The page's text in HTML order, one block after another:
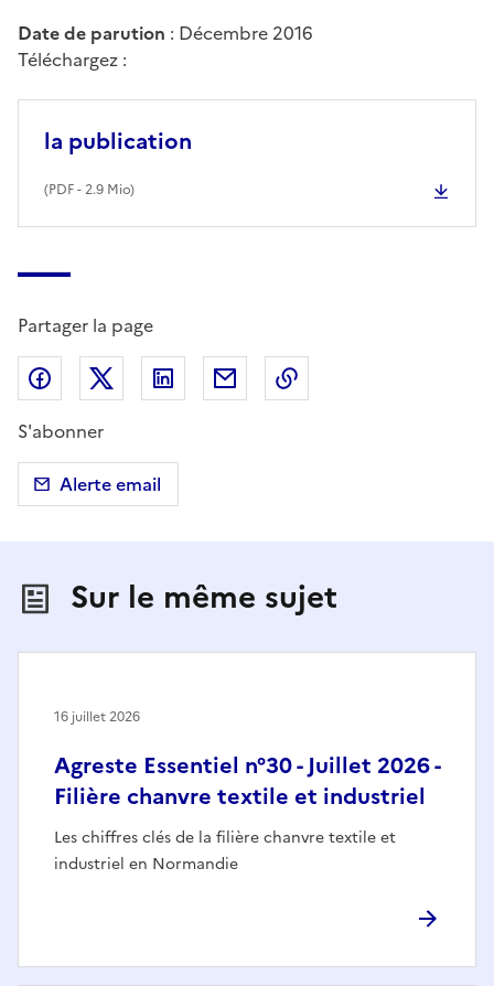
Date de parution : Décembre 2016
Téléchargez :
la publication
(PDF- 2.9 Mio)
Partager la page
Partager sur Facebook
Partager sur X (anciennement Twitter)
Partager sur LinkedIn
Partager par email
S'abonner
Alerte email
Sur le même sujet
Agreste Essentiel n°30 - Juillet 2026 -
Filière chanvre textile et industriel
Les chiffres clés de la filière chanvre textile et
industriel en Normandie
16 juillet 2026